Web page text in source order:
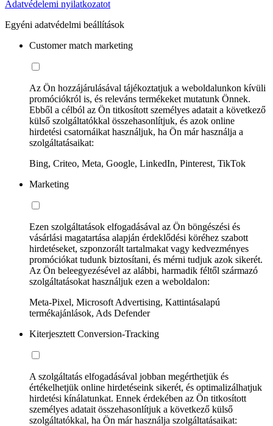
Adatvédelemi nyilatkozatot
Egyéni adatvédelmi beállítások
Customer match marketing
Az Ön hozzájárulásával tájékoztatjuk a weboldalunkon kívüli
promóciókról is, és releváns termékeket mutatunk Önnek.
Ebből a célból az Ön titkosított személyes adatait a következő
külső szolgáltatókkal összehasonlítjuk, és azok online
hirdetési csatornáikat használjuk, ha Ön már használja a
szolgáltatásaikat:
Bing, Criteo, Meta, Google, LinkedIn, Pinterest, TikTok
Marketing
Ezen szolgáltatások elfogadásával az Ön böngészési és
vásárlási magatartása alapján érdeklődési köréhez szabott
hirdetéseket, szponzorált tartalmakat vagy kedvezményes
promóciókat tudunk biztosítani, és mérni tudjuk azok sikerét.
Az Ön beleegyezésével az alábbi, harmadik féltől származó
szolgáltatásokat használjuk ezen a weboldalon:
Meta-Pixel, Microsoft Advertising, Kattintásalapú
termékajánlások, Ads Defender
Kiterjesztett Conversion-Tracking
A szolgáltatás elfogadásával jobban megérthetjük és
értékelhetjük online hirdetéseink sikerét, és optimalizálhatjuk
hirdetési kínálatunkat. Ennek érdekében az Ön titkosított
személyes adatait összehasonlítjuk a következő külső
szolgáltatókkal, ha Ön már használja szolgáltatásaikat: